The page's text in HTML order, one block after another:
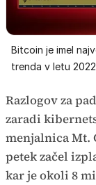
Bitcoin je imel
trenda v letu
Razlogov za
zaradi
menjalnica Mt.
petek začel
kar je okoli 8